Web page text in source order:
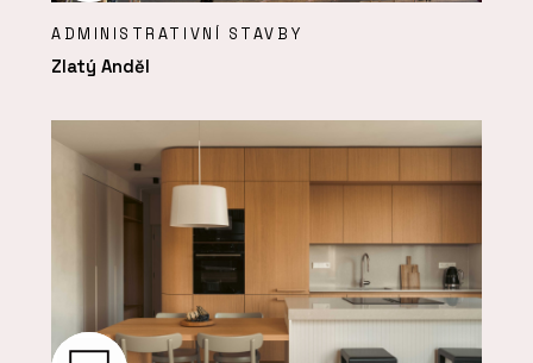
ADMINISTRATIVNÍ STAVBY
Zlatý Anděl